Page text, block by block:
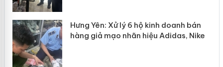
Hưng Yên: Xử lý 6 hộ kinh doanh bán
hàng giả mạo nhãn hiệu Adidas, Nike